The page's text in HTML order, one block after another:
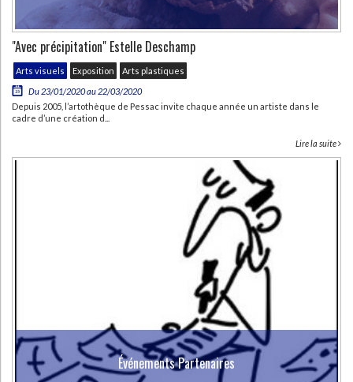
"Avec précipitation" Estelle Deschamp
Arts visuels Exposition
Arts plastiques
Du 23/01/2020 au 22/03/2020
Depuis 2005, l’artothèque de Pessac invite chaque année un artiste dans le
cadre d’une création d...
Lire la suite
Événements Partenaires